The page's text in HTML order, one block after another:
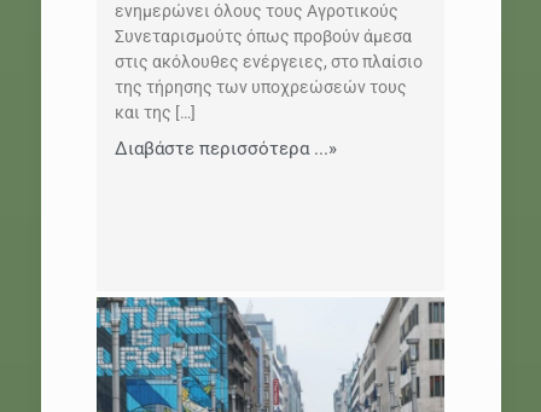
ενημερώνει όλους τους Αγροτικούς
Συνεταρισμούτς όπως προβούν άμεσα
στις ακόλουθες ενέργειες, στο πλαίσιο
της τήρησης των υποχρεώσεών τους
και της […]
Διαβάστε περισσότερα ...»